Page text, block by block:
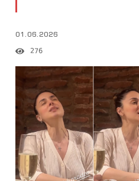
01.06.2026
276